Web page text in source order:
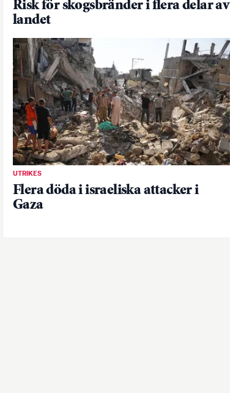
Risk för skogsbränder i flera delar av
landet
UTRIKES
Flera döda i israeliska attacker i
Gaza